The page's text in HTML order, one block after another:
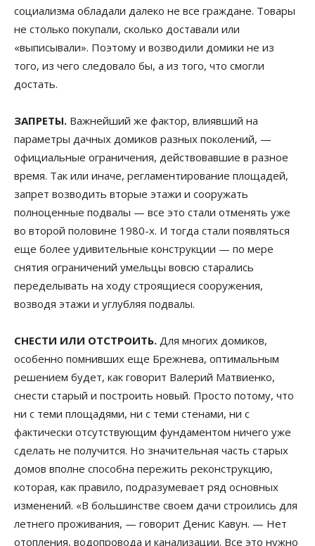
социализма обладали далеко не все граждане. Товары
не столько покупали, сколько доставали или
«выписывали». Поэтому и возводили домики не из
того, из чего следовало бы, а из того, что смогли
достать.
ЗАПРЕТЫ. Важнейший же фактор, влиявший на
параметры дачных домиков разных поколений, —
официальные ограничения, действовавшие в разное
время. Так или иначе, регламентирование площадей,
запрет возводить вторые этажи и сооружать
полноценные подвалы — все это стали отменять уже
во второй половине 1980-х. И тогда стали появляться
еще более удивительные конструкции — по мере
снятия ограничений умельцы вовсю старались
переделывать на ходу строящиеся сооружения,
возводя этажи и углубляя подвалы.
СНЕСТИ ИЛИ ОТСТРОИТЬ. Для многих домиков,
особенно помнивших еще Брежнева, оптимальным
решением будет, как говорит Валерий Матвиенко,
снести старый и построить новый. Просто потому, что
ни с теми площадями, ни с теми стенами, ни с
фактически отсутствующим фундаментом ничего уже
сделать не получится. Но значительная часть старых
домов вполне способна пережить реконструкцию,
которая, как правило, подразумевает ряд основных
изменений. «В большинстве своем дачи строились для
летнего проживания, — говорит Денис Кавун. — Нет
отопления, водопровода и канализации. Все это нужно